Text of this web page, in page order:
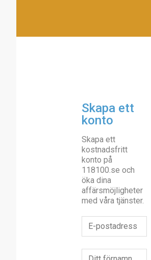
Skapa ett
konto
Skapa ett
kostnadsfritt
konto på
118100.se och
öka dina
affärsmöjligheter
med våra tjänster.